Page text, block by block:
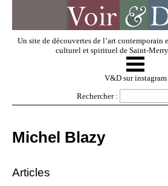
Un site de découvertes de l’art contemporain
culturel et spirituel de Saint-
V & D
☰
V&D sur instagram
Rechercher :
Michel Blazy
Articles